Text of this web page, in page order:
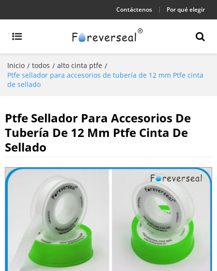
Contáctenos Por qué elegir
Inicio / todos / alto cinta ptfe /
Ptfe sellador para accesorios de tubería de 12 mm Ptfe cinta
de sellado
Ptfe Sellador Para Accesorios De
Tubería De 12 Mm Ptfe Cinta De
Sellado